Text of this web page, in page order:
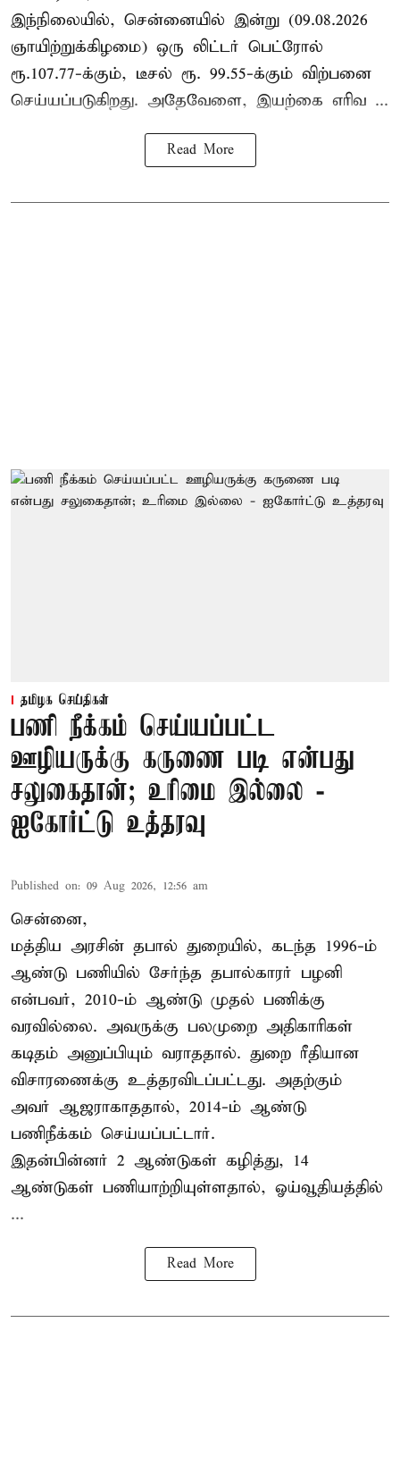
இந்நிலையில், சென்னையில் இன்று (09.08.2026
ஞாயிற்றுக்கிழமை) ஒரு லிட்டர் பெட்ரோல்
ரூ.107.77-க்கும், டீசல் ரூ. 99.55-க்கும் விற்பனை
செய்யப்படுகிறது. அதேவேளை, இயற்கை எரிவ ...
Read More
தமிழக செய்திகள்
பணி நீக்கம் செய்யப்பட்ட
ஊழியருக்கு கருணை படி என்பது
சலுகைதான்; உரிமை இல்லை -
ஐகோர்ட்டு உத்தரவு
Published on: 09 Aug 2026, 12:56 am
சென்னை,
மத்திய அரசின் தபால் துறையில், கடந்த 1996-ம்
ஆண்டு பணியில் சேர்ந்த தபால்காரர் பழனி
என்பவர், 2010-ம் ஆண்டு முதல் பணிக்கு
வரவில்லை. அவருக்கு பலமுறை அதிகாரிகள்
கடிதம் அனுப்பியும் வராததால். துறை ரீதியான
விசாரணைக்கு உத்தரவிடப்பட்டது. அதற்கும்
அவர் ஆஜராகாததால், 2014-ம் ஆண்டு
பணிநீக்கம் செய்யப்பட்டார்.
இதன்பின்னர் 2 ஆண்டுகள் கழித்து, 14
ஆண்டுகள் பணியாற்றியுள்ளதால், ஓய்வூதியத்தில்
...
Read More